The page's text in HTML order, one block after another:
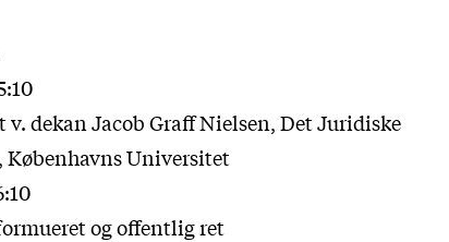
v. dekan Jacob Graff Nielsen, Det Juridiske
Københavns Universitet
og offentlig ret